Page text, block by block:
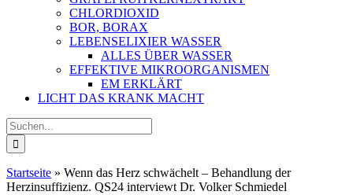
CHLORDIOXID
BOR, BORAX
LEBENSELIXIER WASSER
ALLES ÜBER WASSER
EFFEKTIVE MIKROORGANISMEN
EM ERKLÄRT
LICHT DAS KRANK MACHT
Suche
nach:
Startseite » Wenn das Herz schwächelt – Behandlung der
Herzinsuffizienz. QS24 interviewt Dr. Volker Schmiedel